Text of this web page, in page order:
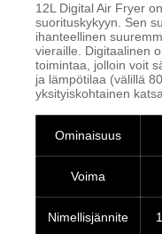
12L Digital Air Fryer
suorituskykyyn. Sen
ihanteellinen
vieraille. Digitaalinen
toimintaa, jolloin voit
ja lämpötilaa (välillä
yksityiskohtainen
Ominaisuus
Voima
Nimellisjännite